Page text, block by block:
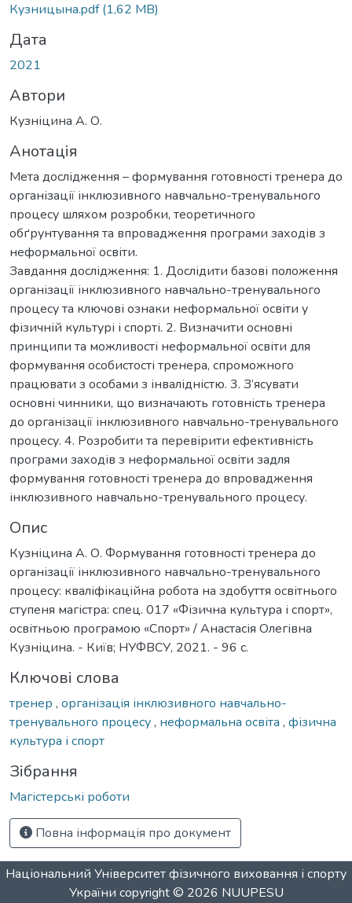
Кузницына.pdf(1,62 MB)
Дата
2021
Автори
Кузніцина А. О.
Анотація
Мета дослідження – формування готовності тренера до
організації інклюзивного навчально-тренувального
процесу шляхом розробки, теоретичного
обґрунтування та впровадження програми заходів з
неформальної освіти.
Завдання дослідження: 1. Дослідити базові положення
організації інклюзивного навчально-тренувального
процесу та ключові ознаки неформальної освіти у
фізичній культурі і спорті. 2. Визначити основні
принципи та можливості неформальної освіти для
формування особистості тренера, спроможного
працювати з особами з інвалідністю. 3. З’ясувати
основні чинники, що визначають готовність тренера
до організації інклюзивного навчально-тренувального
процесу. 4. Розробити та перевірити ефективність
програми заходів з неформальної освіти задля
формування готовності тренера до впровадження
інклюзивного навчально-тренувального процесу.
Опис
Кузніцина А. О. Формування готовності тренера до
організації інклюзивного навчально-тренувального
процесу: кваліфікаційна робота на здобуття освітнього
ступеня магістра: спец. 017 «Фізична культура і спорт»,
освітньою програмою «Спорт» / Анастасія Олегівна
Кузніцина. - Київ; НУФВСУ, 2021. - 96 с.
Ключові слова
тренер , організація інклюзивного навчально-
тренувального процесу, неформальна освіта , фізична
культура і спорт
Зібрання
Магістерські роботи
Повна інформація про документ
Національний Університет фізичного виховання і спорту
України copyright © 2026 NUUPESU